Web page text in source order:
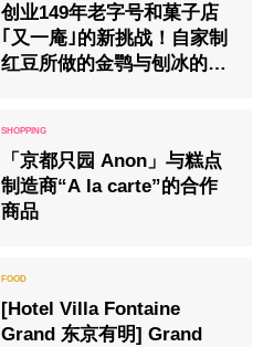
创业149年老字号和菓子店
｢又一庵｣的新挑战！自家制
红豆所做的金鹗与刨冰的美
「京都只园 Anon」与糕点
制造商“A la carte”的合作
商品
[Hotel Villa Fontaine
Grand 东京有明] Grand